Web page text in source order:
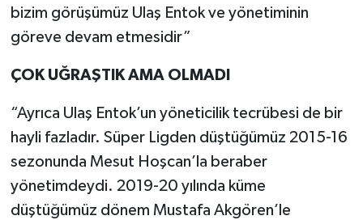
bizim görüşümüz Ulaş Entok ve yönetiminin
göreve devam etmesidir”
ÇOK UĞRAŞTIK AMA OLMADI
“Ayrıca Ulaş Entok’un yöneticilik tecrübesi de bir
hayli fazladır. Süper Ligden düştüğümüz 2015-16
sezonunda Mesut Hoşcan’la beraber
yönetimdeydi. 2019-20 yılında küme
düştüğümüz dönem Mustafa Akgören’le